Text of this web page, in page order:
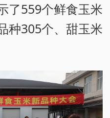
了559个鲜食玉米
种305个、甜玉米